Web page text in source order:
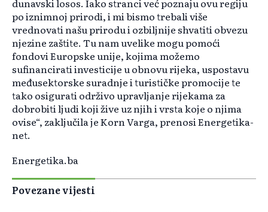
dunavski losos. Iako stranci već poznaju ovu regiju
po iznimnoj prirodi, i mi bismo trebali više
vrednovati našu prirodu i ozbiljnije shvatiti obvezu
njezine zaštite. Tu nam uvelike mogu pomoći
fondovi Europske unije, kojima možemo
sufinancirati investicije u obnovu rijeka, uspostavu
međusektorske suradnje i turističke promocije te
tako osigurati održivo upravljanje rijekama za
dobrobiti ljudi koji žive uz njih i vrsta koje o njima
ovise“, zaključila je Korn Varga, prenosi Energetika-
net.
Energetika.ba
Povezane vijesti